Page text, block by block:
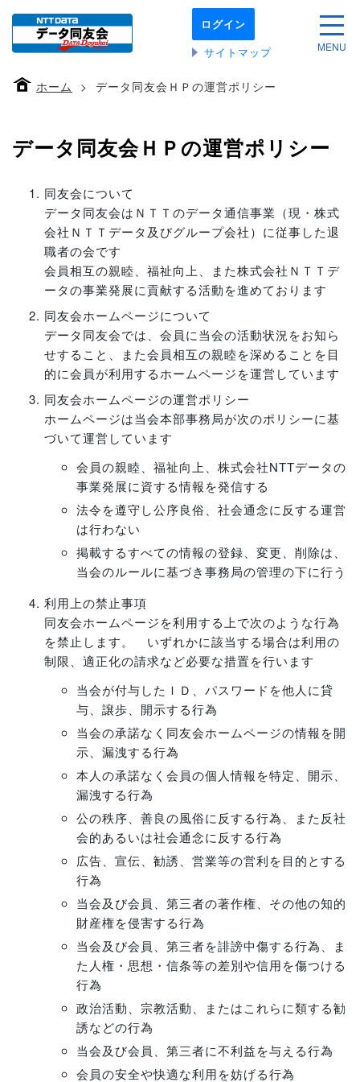
本
文
へ
動
ログイン
サイトマップ
サイ
MENU
ホーム データ同友会ＨＰの運営ポリシー
データ同友会ＨＰの運営ポリシー
同友会について
データ同友会はＮＴＴのデータ通信事業（現・株式
会社ＮＴＴデータ及びグループ会社）に従事した退
職者の会です
会員相互の親睦、福祉向上、また株式会社ＮＴＴデ
ータの事業発展に貢献する活動を進めております
同友会ホームページについて
データ同友会では、会員に当会の活動状況をお知ら
せすること、また会員相互の親睦を深めることを目
的に会員が利用するホームページを運営しています
同友会ホームページの運営ポリシー
ホームページは当会本部事務局が次のポリシーに基
づいて運営しています
会員の親睦、福祉向上、株式会社NTTデータの
事業発展に資する情報を発信する
法令を遵守し公序良俗、社会通念に反する運営
は行わない
掲載するすべての情報の登録、変更、削除は、
当会のルールに基づき事務局の管理の下に行う
利用上の禁止事項
同友会ホームページを利用する上で次のような行為
を禁止します。 いずれかに該当する場合は利用の
制限、適正化の請求など必要な措置を行います
当会が付与したＩＤ、パスワードを他人に貸
与、譲歩、開示する行為
当会の承諾なく同友会ホームページの情報を開
示、漏洩する行為
本人の承諾なく会員の個人情報を特定、開示、
漏洩する行為
公の秩序、善良の風俗に反する行為、また反社
会的あるいは社会通念に反する行為
広告、宣伝、勧誘、営業等の営利を目的とする
行為
当会及び会員、第三者の著作権、その他の知的
財産権を侵害する行為
当会及び会員、第三者を誹謗中傷する行為、ま
た人権・思想・信条等の差別や信用を傷つける
行為
政治活動、宗教活動、またはこれらに類する勧
誘などの行為
当会及び会員、第三者に不利益を与える行為
会員の安全や快適な利用を妨げる行為